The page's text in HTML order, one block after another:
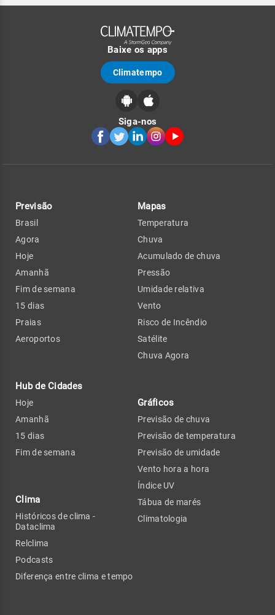
Baixe os apps
Climatempo
Siga-nos
Previsão
Brasil
Agora
Hoje
Amanhã
Fim de semana
15 dias
Praias
Aeroportos
Hub de Cidades
Hoje
Amanhã
15 dias
Fim de semana
Clima
Históricos de clima -
Dataclima
Relclima
Podcasts
Diferença entre clima e tempo
Mapas
Temperatura
Chuva
Acumulado de chuva
Pressão
Umidade relativa
Vento
Risco de Incêndio
Satélite
Chuva Agora
Gráficos
Previsão de chuva
Previsão de temperatura
Previsão de umidade
Vento hora a hora
Índice UV
Tábua de marés
Climatologia